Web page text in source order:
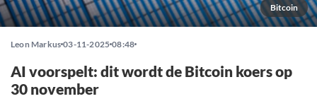
Bitcoin
Leon Markus 03-11-2025 08:48
AI voorspelt: dit wordt de Bitcoin koers op
30 november